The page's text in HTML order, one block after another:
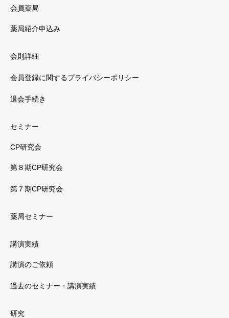
会員薬局
薬局紹介申込み
会則詳細
会員登録に関するプライバシーポリシー
退会手続き
セミナー
CP研究会
第８期CP研究会
第７期CP研究会
薬局セミナー
講演実績
講演のご依頼
過去のセミナー・講演実績
研究